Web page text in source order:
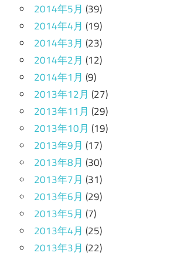
2014年5月 (39)
2014年4月 (19)
2014年3月 (23)
2014年2月 (12)
2014年1月 (9)
2013年12月 (27)
2013年11月 (29)
2013年10月 (19)
2013年9月 (17)
2013年8月 (30)
2013年7月 (31)
2013年6月 (29)
2013年5月 (7)
2013年4月 (25)
2013年3月 (22)